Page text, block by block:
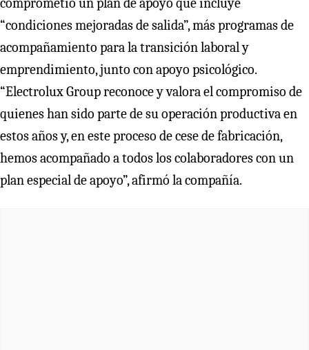
“condiciones mejoradas de salida”, más programas de
acompañamiento para la transición laboral y
emprendimiento, junto con apoyo psicológico.
“Electrolux Group reconoce y valora el compromiso de
quienes han sido parte de su operación productiva en
estos años y, en este proceso de cese de fabricación,
hemos acompañado a todos los colaboradores con un
plan especial de apoyo”, afirmó la compañía.